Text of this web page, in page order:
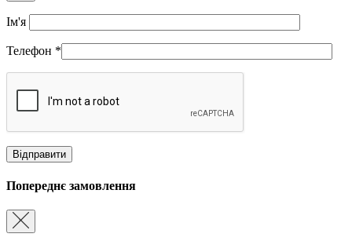
Ім'я
Телефон *
Попереднє замовлення